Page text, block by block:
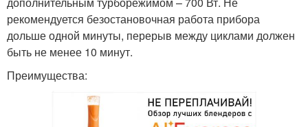
рекомендуется безостановочная работа прибора
дольше одной минуты, перерыв между циклами должен
быть не менее 10 минут.
Преимущества: